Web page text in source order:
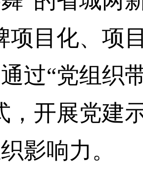
项目化、项
过“党组织
，开展党建
影响力。